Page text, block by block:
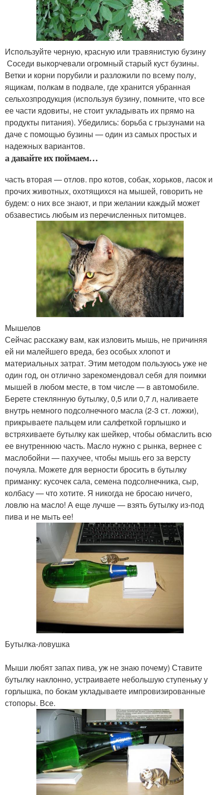
Используйте черную, красную или травянистую бузину
Соседи выкорчевали огромный старый куст бузины.
Ветки и корни порубили и разложили по всему полу,
ящикам, полкам в подвале, где хранится убранная
сельхозпродукция (используя бузину, помните, что все
ее части ядовиты, не стоит укладывать их прямо на
продукты питания). Убедились: борьба с грызунами на
даче с помощью бузины — один из самых простых и
надежных вариантов.
а давайте их поймаем…
часть вторая — отлов. про котов, собак, хорьков, ласок и
прочих животных, охотящихся на мышей, говорить не
будем: о них все знают, и при желании каждый может
обзавестись любым из перечисленных питомцев.
Мышелов
Сейчас расскажу вам, как изловить мышь, не причиняя
ей ни малейшего вреда, без особых хлопот и
материальных затрат. Этим методом пользуюсь уже не
один год, он отлично зарекомендовал себя для поимки
мышей в любом месте, в том числе — в автомобиле.
Берете стеклянную бутылку, 0,5 или 0,7 л, наливаете
внутрь немного подсолнечного масла (2-3 ст. ложки),
прикрываете пальцем или салфеткой горлышко и
встряхиваете бутылку как шейкер, чтобы обмаслить всю
ее внутреннюю часть. Масло нужно с рынка, вернее с
маслобойни — пахучее, чтобы мышь его за версту
почуяла. Можете для верности бросить в бутылку
приманку: кусочек сала, семена подсолнечника, сыр,
колбасу — что хотите. Я никогда не бросаю ничего,
ловлю на масло! А еще лучше — взять бутылку из-под
пива и не мыть ее!
Бутылка-ловушка
Мыши любят запах пива, уж не знаю почему) Ставите
бутылку наклонно, устраиваете небольшую ступеньку у
горлышка, по бокам укладываете импровизированные
стопоры. Все.